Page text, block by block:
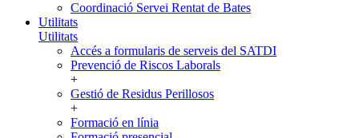
Coordinació Servei Rentat de Bates
Utilitats
Utilitats
Accés a formularis de serveis del SATDI
Prevenció de Riscos Laborals
+
Gestió de Residus Perillosos
+
Formació en línia